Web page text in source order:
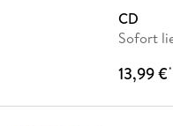
CD
Sofort
13,99 €*